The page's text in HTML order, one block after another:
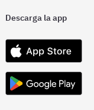
Descarga la app